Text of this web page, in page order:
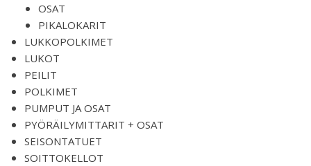
OSAT
PIKALOKARIT
LUKKOPOLKIMET
LUKOT
PEILIT
POLKIMET
PUMPUT JA OSAT
PYÖRÄILYMITTARIT + OSAT
SEISONTATUET
SOITTOKELLOT